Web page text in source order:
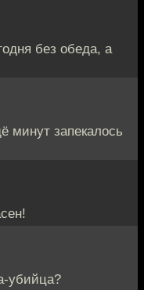
без обеда, а
минут запекалось
убийца?